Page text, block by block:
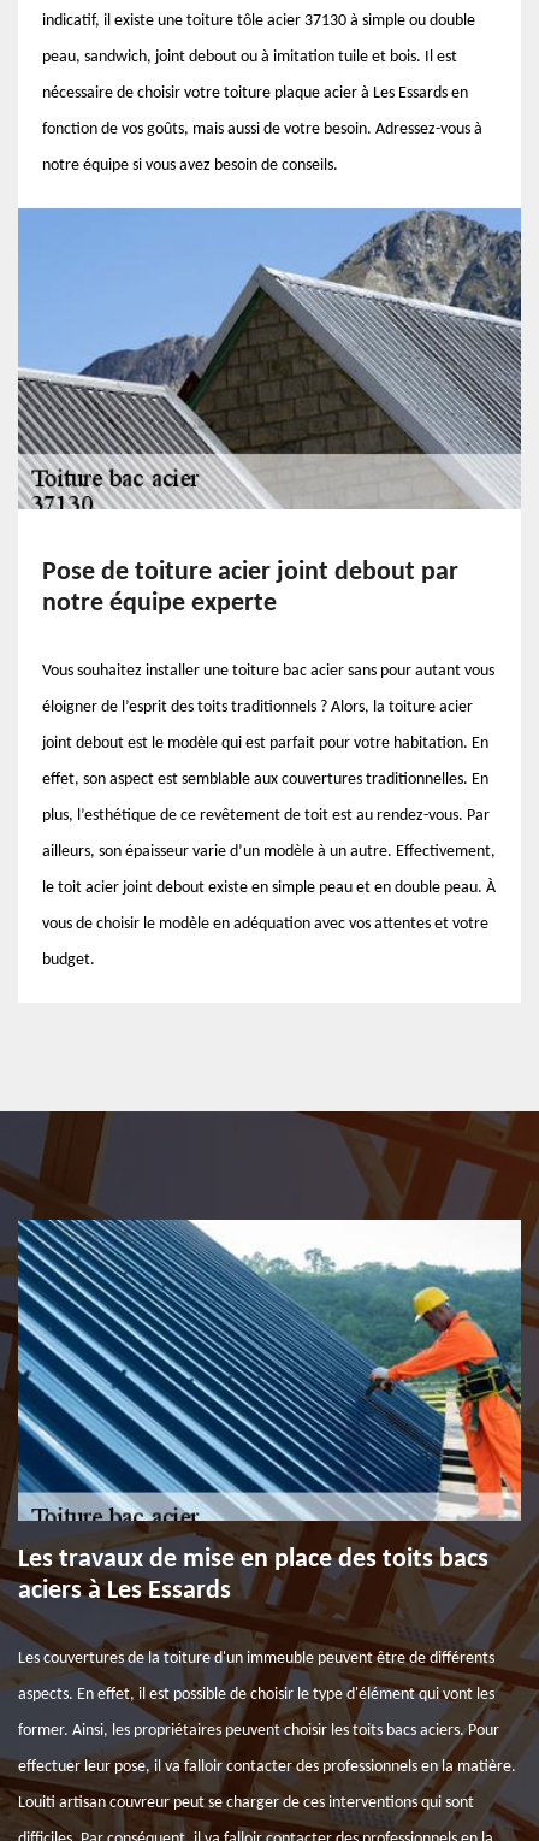
indicatif, il existe une toiture tôle acier 37130 à simple ou double
peau, sandwich, joint debout ou à imitation tuile et bois. Il est
nécessaire de choisir votre toiture plaque acier à Les Essards en
fonction de vos goûts, mais aussi de votre besoin. Adressez-vous à
notre équipe si vous avez besoin de conseils.
Pose de toiture acier joint debout par
notre équipe experte
Vous souhaitez installer une toiture bac acier sans pour autant vous
éloigner de l’esprit des toits traditionnels ? Alors, la toiture acier
joint debout est le modèle qui est parfait pour votre habitation. En
effet, son aspect est semblable aux couvertures traditionnelles. En
plus, l’esthétique de ce revêtement de toit est au rendez-vous. Par
ailleurs, son épaisseur varie d’un modèle à un autre. Effectivement,
le toit acier joint debout existe en simple peau et en double peau. À
vous de choisir le modèle en adéquation avec vos attentes et votre
budget.
Les travaux de mise en place des toits bacs
aciers à Les Essards
Les couvertures de la toiture d'un immeuble peuvent être de différents
aspects. En effet, il est possible de choisir le type d'élément qui vont les
former. Ainsi, les propriétaires peuvent choisir les toits bacs aciers. Pour
effectuer leur pose, il va falloir contacter des professionnels en la matière.
Louiti artisan couvreur peut se charger de ces interventions qui sont